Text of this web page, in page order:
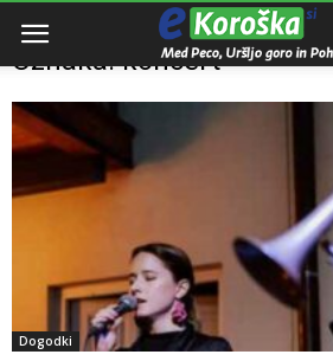
Domov Koncert
Oznaka: koncert
Dogodki